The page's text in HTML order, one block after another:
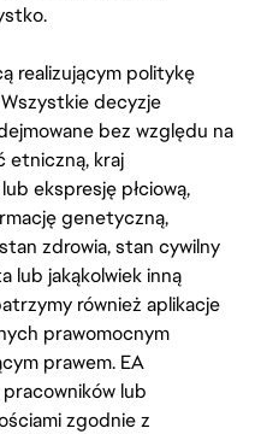
realizującym politykę
decyzje
bez względu na
etniczną, kraj
ekspresję płciową,
genetyczną,
zdrowia, stan cywilny
lub jakąkolwiek inną
również aplikacje
prawomocnym
prawem. EA
lub
zgodnie z